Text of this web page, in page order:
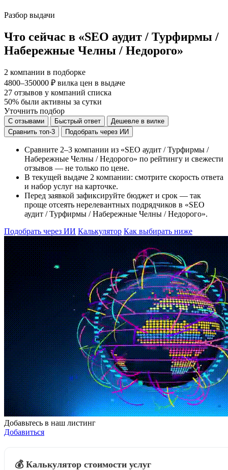
Разбор выдачи
Что сейчас в «SEO аудит / Турфирмы /
Набережные Челны / Недорого»
2 компании в подборке
4800–350000 ₽ вилка цен в выдаче
27 отзывов у компаний списка
50% были активны за сутки
Уточнить подбор
С отзывами Быстрый ответ
Дешевле в вилке
Сравнить топ-3
Подобрать через ИИ
Сравните 2–3 компании из «SEO аудит / Турфирмы /
Набережные Челны / Недорого» по рейтингу и свежести
отзывов — не только по цене.
В текущей выдаче 2 компании: смотрите скорость ответа
и набор услуг на карточке.
Перед заявкой зафиксируйте бюджет и срок — так
проще отсеять нерелевантных подрядчиков в «SEO
аудит / Турфирмы / Набережные Челны / Недорого».
Подобрать через ИИ Калькулятор Как выбирать ниже
Добавьтесь в наш листинг
Добавиться
💰 Калькулятор стоимости услуг